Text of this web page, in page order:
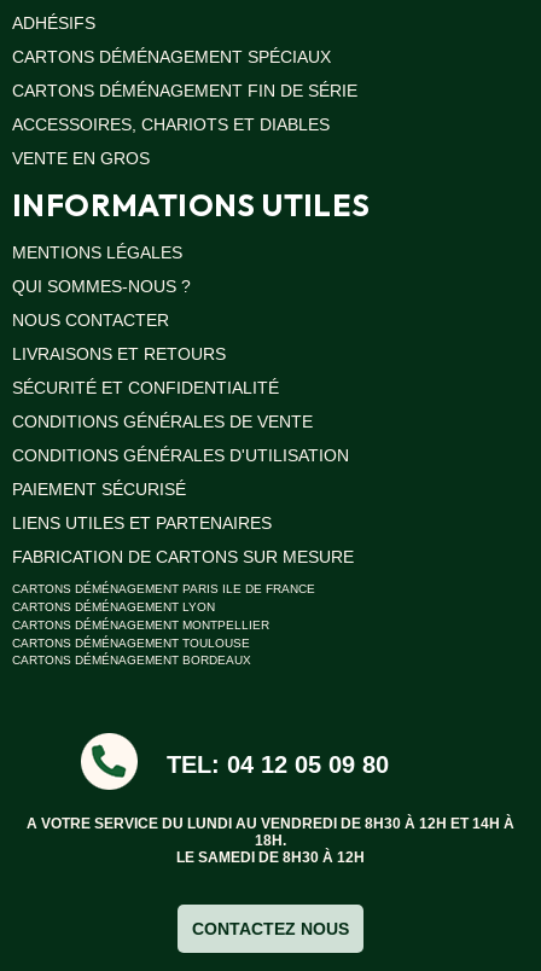
ADHÉSIFS
CARTONS DÉMÉNAGEMENT SPÉCIAUX
CARTONS DÉMÉNAGEMENT FIN DE SÉRIE
ACCESSOIRES, CHARIOTS ET DIABLES
VENTE EN GROS
INFORMATIONS UTILES
MENTIONS LÉGALES
QUI SOMMES-NOUS ?
NOUS CONTACTER
LIVRAISONS ET RETOURS
SÉCURITÉ ET CONFIDENTIALITÉ
CONDITIONS GÉNÉRALES DE VENTE
CONDITIONS GÉNÉRALES D'UTILISATION
PAIEMENT SÉCURISÉ
LIENS UTILES ET PARTENAIRES
FABRICATION DE CARTONS SUR MESURE
CARTONS DÉMÉNAGEMENT PARIS ILE DE FRANCE
CARTONS DÉMÉNAGEMENT LYON
CARTONS DÉMÉNAGEMENT MONTPELLIER
CARTONS DÉMÉNAGEMENT TOULOUSE
CARTONS DÉMÉNAGEMENT BORDEAUX
TEL: 04 12 05 09 80
A VOTRE SERVICE DU LUNDI AU VENDREDI DE 8H30 À 12H ET 14H À
18H.
LE SAMEDI DE 8H30 À 12H
CONTACTEZ NOUS